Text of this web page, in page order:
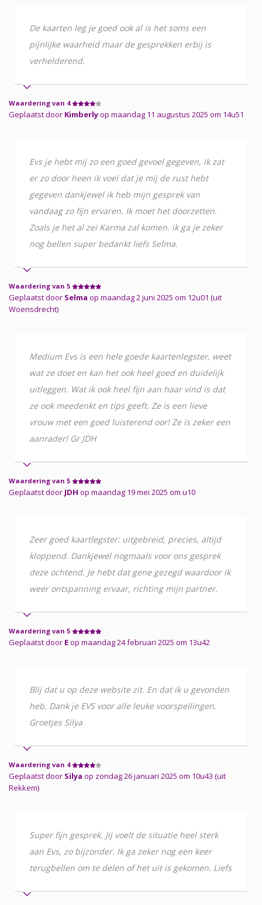
De kaarten leg je goed ook al is het soms een
pijnlijke waarheid maar de gesprekken erbij is
verhelderend.
Waardering van 4
Geplaatst door Kimberlyop maandag 11 augustus 2025 om 14u51
Evs je hebt mij zo een goed gevoel gegeven, ik zat
er zo door heen ik voel dat je mij de rust hebt
gegeven dankjewel ik heb mijn gesprek van
vandaag zo fijn ervaren. Ik moet het doorzetten.
Zoals je het al zei Karma zal komen. ik ga je zeker
nog bellen super bedankt liefs Selma.
Waardering van 5
Geplaatst door Selma op maandag 2 juni 2025 om 12u01 (uit
Woensdrecht)
Medium Evs is een hele goede kaartenlegster, weet
wat ze doet en kan het ook heel goed en duidelijk
uitleggen. Wat ik ook heel fijn aan haar vind is dat
ze ook meedenkt en tips geeft. Ze is een lieve
vrouw met een goed luisterend oor! Ze is zeker een
aanrader! Gr JDH
Waardering van 5
Geplaatst door JDH op maandag 19 mei 2025 om u10
Zeer goed kaartlegster: uitgebreid, precies, altijd
kloppend. Dankjewel nogmaals voor ons gesprek
deze ochtend. Je hebt dat gene gezegd waardoor ik
weer ontspanning ervaar, richting mijn partner.
Waardering van 5
Geplaatst door Eop maandag 24 februari 2025 om 13u42
Blij dat u op deze website zit. En dat ik u gevonden
heb. Dank je EVS voor alle leuke voorspellingen.
Groetjes Silya
Waardering van 4
Geplaatst door Silya op zondag 26 januari 2025 om 10u43 (uit
Rekkem)
Super fijn gesprek. Jij voelt de situatie heel sterk
aan Evs, zo bijzonder. Ik ga zeker nog een keer
terugbellen om te delen of het uit is gekomen. Liefs